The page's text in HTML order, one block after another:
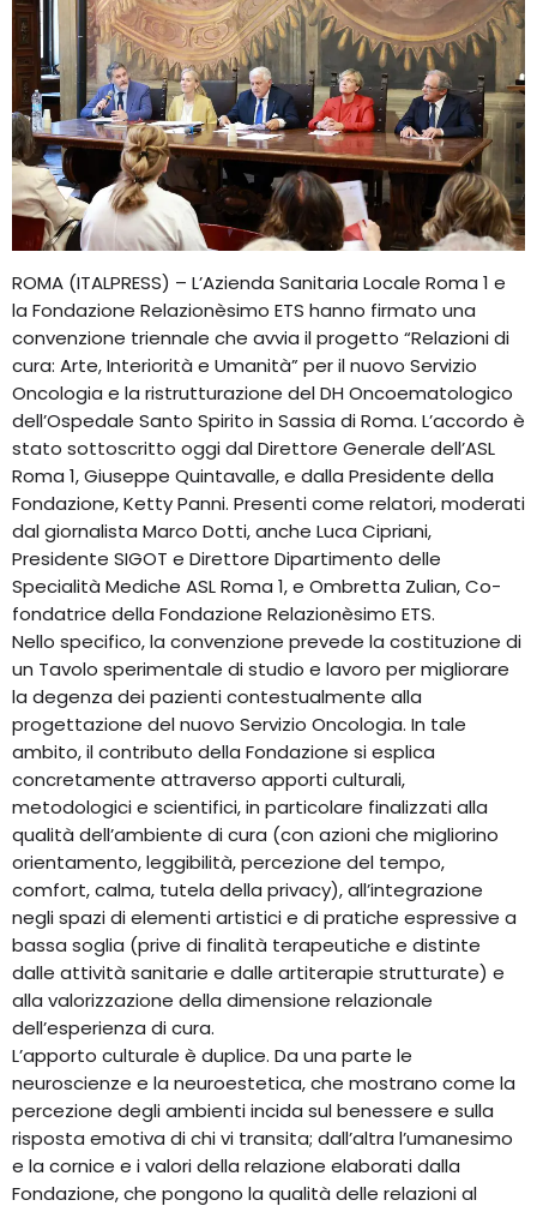
ROMA (ITALPRESS) – L’Azienda Sanitaria Locale Roma 1 e
la Fondazione Relazionèsimo ETS hanno firmato una
convenzione triennale che avvia il progetto “Relazioni di
cura: Arte, Interiorità e Umanità” per il nuovo Servizio
Oncologia e la ristrutturazione del DH Oncoematologico
dell’Ospedale Santo Spirito in Sassia di Roma. L’accordo è
stato sottoscritto oggi dal Direttore Generale dell’ASL
Roma 1, Giuseppe Quintavalle, e dalla Presidente della
Fondazione, Ketty Panni. Presenti come relatori, moderati
dal giornalista Marco Dotti, anche Luca Cipriani,
Presidente SIGOT e Direttore Dipartimento delle
Specialità Mediche ASL Roma 1, e Ombretta Zulian, Co-
fondatrice della Fondazione Relazionèsimo ETS.
Nello specifico, la convenzione prevede la costituzione di
un Tavolo sperimentale di studio e lavoro per migliorare
la degenza dei pazienti contestualmente alla
progettazione del nuovo Servizio Oncologia. In tale
ambito, il contributo della Fondazione si esplica
concretamente attraverso apporti culturali,
metodologici e scientifici, in particolare finalizzati alla
qualità dell’ambiente di cura (con azioni che migliorino
orientamento, leggibilità, percezione del tempo,
comfort, calma, tutela della privacy), all’integrazione
negli spazi di elementi artistici e di pratiche espressive a
bassa soglia (prive di finalità terapeutiche e distinte
dalle attività sanitarie e dalle artiterapie strutturate) e
alla valorizzazione della dimensione relazionale
dell’esperienza di cura.
L’apporto culturale è duplice. Da una parte le
neuroscienze e la neuroestetica, che mostrano come la
percezione degli ambienti incida sul benessere e sulla
risposta emotiva di chi vi transita; dall’altra l’umanesimo
e la cornice e i valori della relazione elaborati dalla
Fondazione, che pongono la qualità delle relazioni al